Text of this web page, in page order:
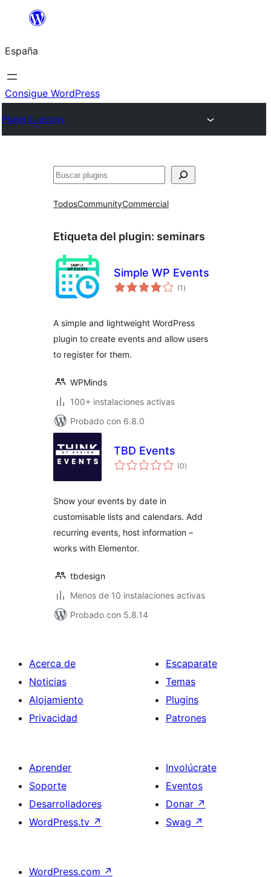
Saltar
contenido
España
Consigue WordPress
Plugin Directory
Buscar
TodosCommunityCommercial
Etiqueta del plugin: seminars
Simple WP Events
(1 valoraciones
en
)
A simple and lightweight WordPress
plugin to create events and allow users
to register for them.
WPMinds
100+ instalaciones activas
Probado con 6.8.0
TBD Events
(0valoraciones
en
)
Show your events by date in
customisable lists and calendars. Add
recurring events, host information –
works with Elementor.
tbdesign
Menos de 10 instalaciones activas
Probado con 5.8.14
Acerca de
Noticias
Alojamiento
Privacidad
Escaparate
Temas
Plugins
Patrones
Aprender
Soporte
Desarrolladores
WordPress.tv ↗
Involúcrate
Eventos
Donar ↗
Swag ↗
WordPress.com ↗